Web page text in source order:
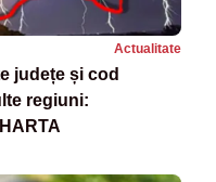
Actualitate
județe și cod
regiuni: